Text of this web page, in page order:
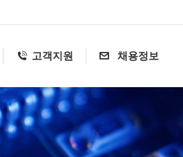
고객지원 채용정보